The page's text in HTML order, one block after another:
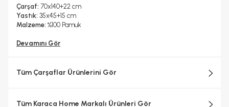
Çarşaf: 70x140+22 cm
Yastık: 35x45+15 cm
Malzeme: %100 Pamuk
Devamını Gör
Tüm Çarşaflar Ürünlerini Gör
Tüm Karaca Home Markalı Ürünleri Gör